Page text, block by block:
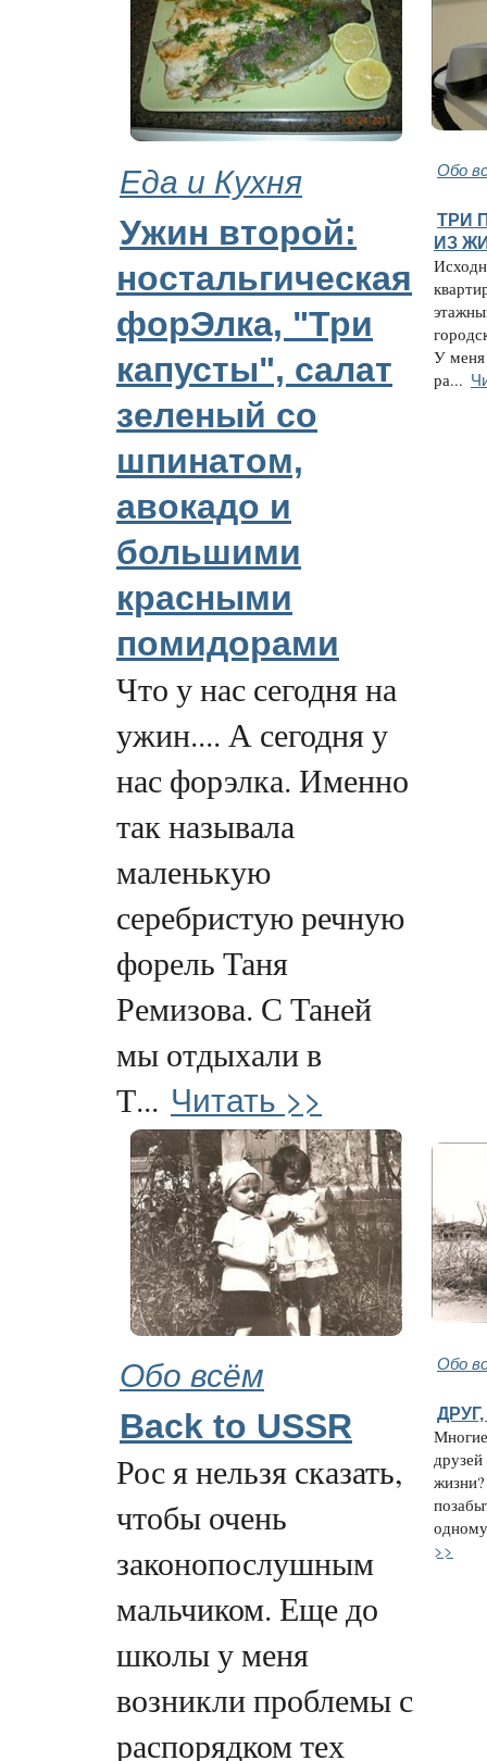
Еда и Кухня Обо
Ужин второй:
ностальгическая
форЭлка, "Три
капусты", салат
зеленый со
шпинатом,
авокадо и
большими
красными
помидорами
Что у нас сегодня на
ужин.... А сегодня у
нас форэлка. Именно
так называла
маленькую
серебристую речную
форель Таня
Ремизова. С Таней
мы отдыхали в
Т... Читать >>
ТРИ
ИЗ
У меня
ра...
Обо всём Обо
Back to USSR
Рос я нельзя сказать,
чтобы очень
законопослушным
мальчиком. Еще до
школы у меня
возникли проблемы с
распорядком тех
>>